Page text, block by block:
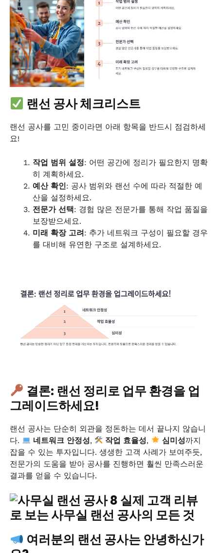
랜선 공사 체크리스트
랜선 공사를 고민 중이라면 아래 항목을 반드시 점검하세
요!
작업 범위 설정: 어떤 공간에 정리가 필요한지 명확
히 계획하세요.
예산 확인: 공사 범위와 랜선 수에 따라 적절한 예
산을 설정하세요.
전문가 선택: 경험 많은 전문가를 통해 작업 품질을
보장받으세요.
미래 확장 고려 : 추가 네트워크 구성이 필요할 경우
를 대비해 유연한 구조로 설계하세요.
결론: 랜선 정리로 업무 환경을 업
그레이드하세요!
랜선 공사는 단순히 외관을 정돈하는 데서 끝나지 않습니
다.
네트워크 안정성, 작업 효율성, 심미성까지
잡을 수 있는 투자입니다. 생생한 고객 사례가 보여주듯,
전문가의 도움을 받아 공사를 진행하면 훨씬 만족스러운
결과를 얻을 수 있습니다.
여러분의 랜선 공사는 안녕하신가